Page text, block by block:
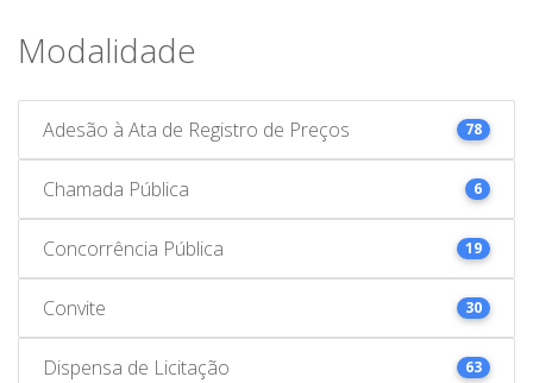
Modalidade
Adesão à Ata de Registro de Preços 78
Chamada Pública 6
Concorrência Pública 19
Convite 30
Dispensa de Licitação 63